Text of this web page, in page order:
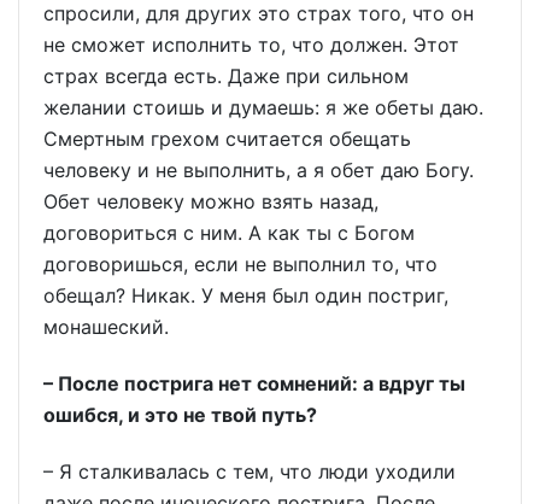
спросили, для других это страх того, что он
не сможет исполнить то, что должен. Этот
страх всегда есть. Даже при сильном
желании стоишь и думаешь: я же обеты даю.
Смертным грехом считается обещать
человеку и не выполнить, а я обет даю Богу.
Обет человеку можно взять назад,
договориться с ним. А как ты с Богом
договоришься, если не выполнил то, что
обещал? Никак. У меня был один постриг,
монашеский.
– После пострига нет сомнений: а вдруг ты
ошибся, и это не твой путь?
– Я сталкивалась с тем, что люди уходили